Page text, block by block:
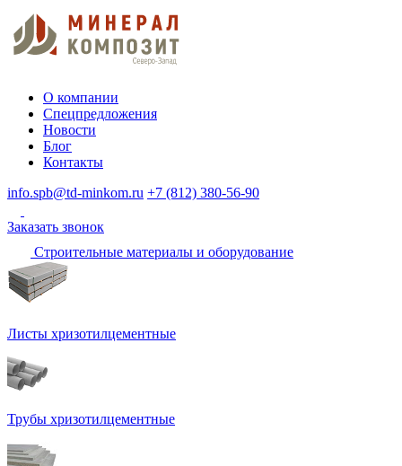
О компании
Спецпредложения
Новости
Блог
Контакты
info.spb@td-minkom.ru +7 (812) 380-56-90
Заказать звонок
Строительные материалы и оборудование
Листы хризотилцементные
Трубы хризотилцементные